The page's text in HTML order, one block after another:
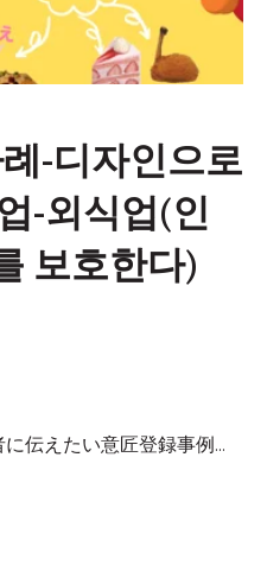
-디자인으로
-외식업(인
보호한다)
伝えたい意匠登録事例...